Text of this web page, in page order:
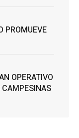
PROMUEVE
OPERATIVO